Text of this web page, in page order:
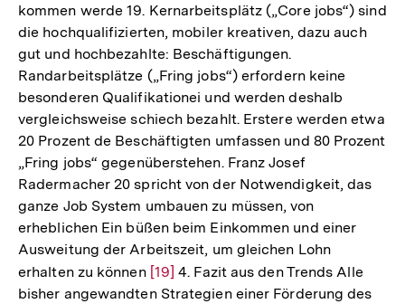
kommen werde 19. Kernarbeitsplätz („Core jobs“) sind
die hochqualifizierten, mobiler kreativen, dazu auch
gut und hochbezahlte: Beschäftigungen.
Randarbeitsplätze („Fring jobs“) erfordern keine
besonderen Qualifikationei und werden deshalb
vergleichsweise schiech bezahlt. Erstere werden etwa
20 Prozent de Beschäftigten umfassen und 80 Prozent
„Fring jobs“ gegenüberstehen. Franz Josef
Radermacher 20 spricht von der Notwendigkeit, das
ganze Job System umbauen zu müssen, von
erheblichen Ein büßen beim Einkommen und einer
Ausweitung der Arbeitszeit, um gleichen Lohn
erhalten zu können Zur
Auflösung
[19] 4. Fazit aus den Trends Alle
bisher angewandten Strategien einer Förderung des